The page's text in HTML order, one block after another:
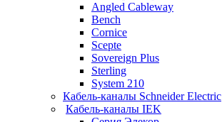
Angled Cableway
Bench
Cornice
Scepte
Sovereign Plus
Sterling
System 210
Кабель-каналы Schneider Electric
Кабель-каналы IEK